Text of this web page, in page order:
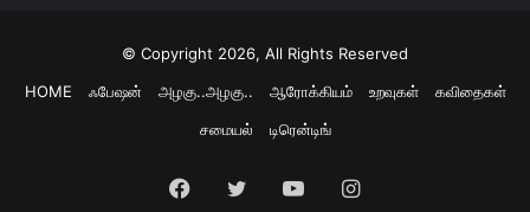
© Copyright 2026, All Rights Reserved
HOME
ஃபேஷன் அழகு..அழகு.. ஆரோக்கியம் உறவுகள்
கவிதைகள்
சமையல்
டிரென்டிங்
Facebook
TwitterYouTubeInstagram